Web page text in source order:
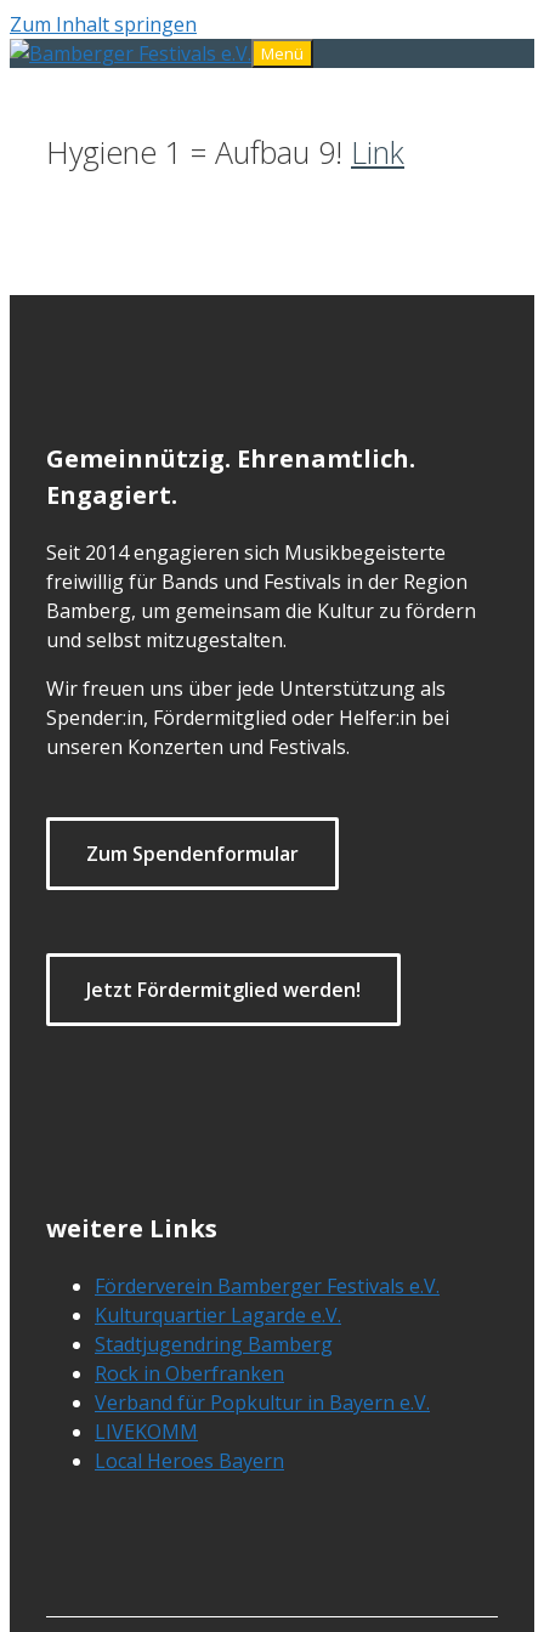
Zum Inhalt springen
Menü
Hygiene 1 = Aufbau 9! Link
Gemeinnützig. Ehrenamtlich.
Engagiert.
Seit 2014 engagieren sich Musikbegeisterte
freiwillig für Bands und Festivals in der Region
Bamberg, um gemeinsam die Kultur zu fördern
und selbst mitzugestalten.
Wir freuen uns über jede Unterstützung als
Spender:in, Fördermitglied oder Helfer:in bei
unseren Konzerten und Festivals.
Zum Spendenformular
Jetzt Fördermitglied werden!
weitere Links
Förderverein Bamberger Festivals e.V.
Kulturquartier Lagarde e.V.
Stadtjugendring Bamberg
Rock in Oberfranken
Verband für Popkultur in Bayern e.V.
LIVEKOMM
Local Heroes Bayern